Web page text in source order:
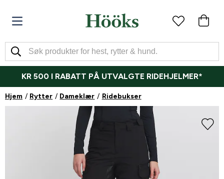
KR 500 I RABATT PÅ UTVALGTE RIDEHJELMER*
Hjem Rytter Dameklær Ridebukser